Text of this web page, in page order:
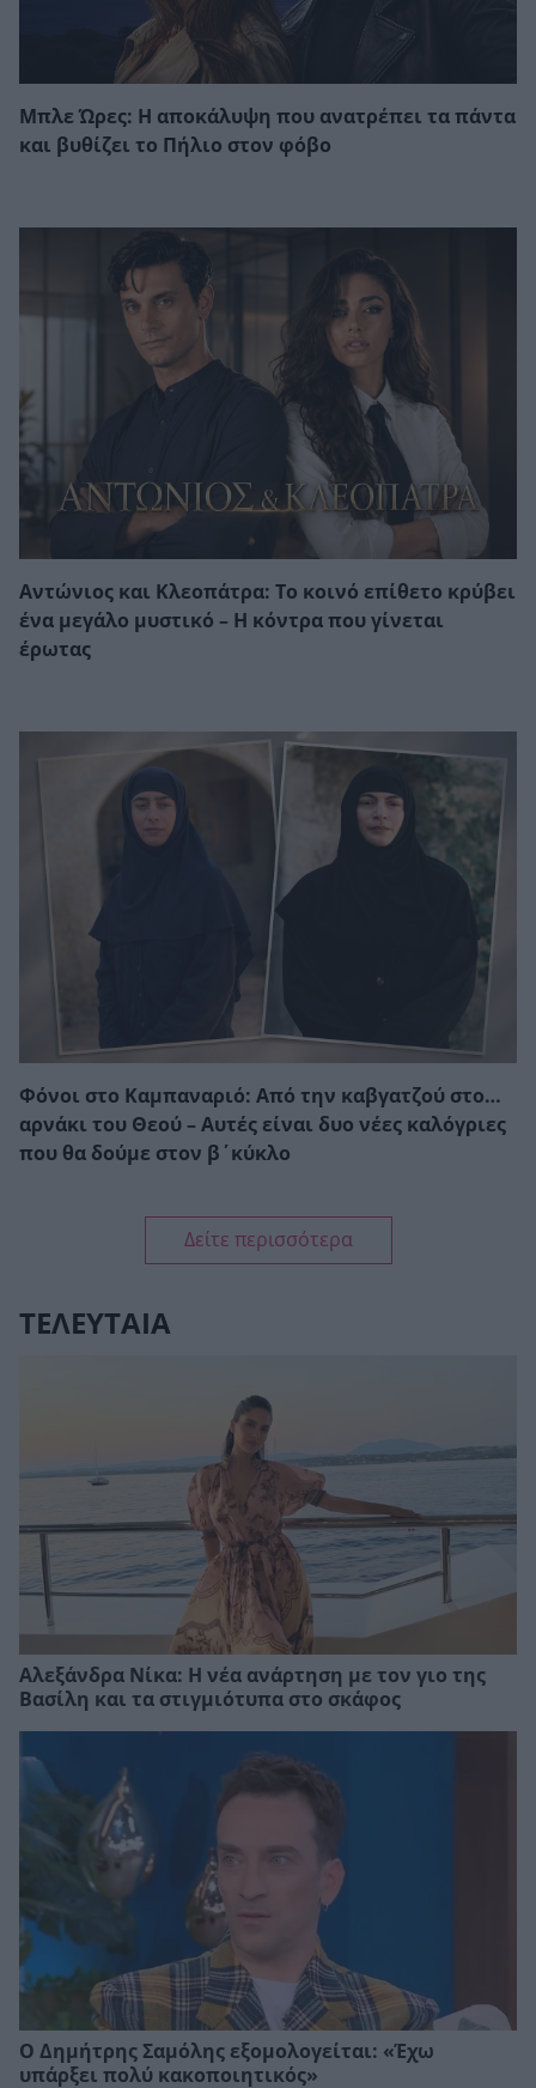
Μπλε Ώρες: Η αποκάλυψη που ανατρέπει τα πάντα
και βυθίζει το Πήλιο στον φόβο
Αντώνιος και Κλεοπάτρα: Το κοινό επίθετο κρύβει
ένα μεγάλο μυστικό – Η κόντρα που γίνεται
έρωτας
Φόνοι στο Καμπαναριό: Από την καβγατζού στο…
αρνάκι του Θεού – Αυτές είναι δυο νέες καλόγριες
που θα δούμε στον β΄κύκλο
Δείτε περισσότερα
ΤΕΛΕΥΤΑΙΑ
Αλεξάνδρα Νίκα: Η νέα ανάρτηση με τον γιο της
Βασίλη και τα στιγμιότυπα στο σκάφος
Ο Δημήτρης Σαμόλης εξομολογείται: «Έχω
υπάρξει πολύ κακοποιητικός»